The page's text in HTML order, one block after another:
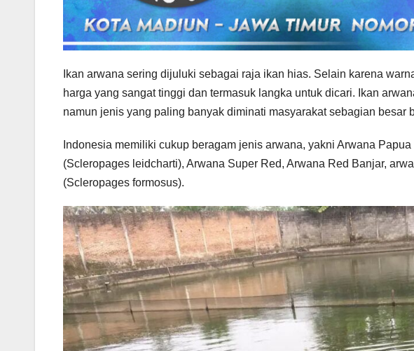
Ikan arwana sering dijuluki sebagai raja ikan hias. Selain karena
harga yang sangat tinggi dan termasuk langka untuk dicari. Ikan
namun jenis yang paling banyak diminati masyarakat sebagian besar
Indonesia memiliki cukup beragam jenis arwana, yakni Arwana
(Scleropages leidcharti), Arwana Super Red, Arwana Red Banjar,
(Scleropages formosus).